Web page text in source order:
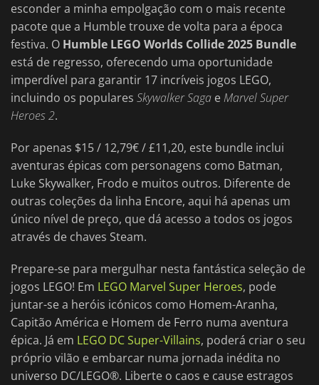
esconder a minha empolgação com o mais recente
pacote que a Humble trouxe de volta para a época
festiva. O Humble LEGO Worlds Collide 2025 Bundle
está de regresso, oferecendo uma oportunidade
imperdível para garantir 17 incríveis jogos LEGO,
incluindo os populares Skywalker Saga eMarvel Super
Heroes 2.
Por apenas $15 / 12,79€ / £11,20, este bundle inclui
aventuras épicas com personagens como Batman,
Luke Skywalker, Frodo e muitos outros. Diferente de
outras coleções da linha Encore, aqui há apenas um
único nível de preço, que dá acesso a todos os jogos
através de chaves Steam.
Prepare-se para mergulhar nesta fantástica seleção de
jogos LEGO! Em LEGO Marvel Super Heroes, pode
juntar-se a heróis icónicos como Homem-Aranha,
Capitão América e Homem de Ferro numa aventura
épica. Já em LEGO DC Super-Villains, poderá criar o seu
próprio vilão e embarcar numa jornada inédita no
universo DC/LEGO®. Liberte o caos e cause estragos